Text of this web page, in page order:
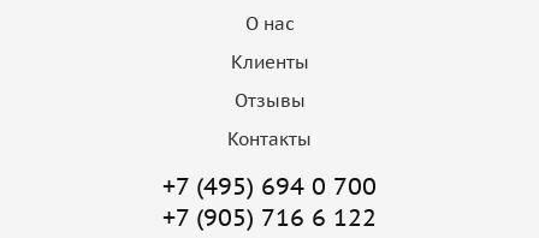
О нас
Клиенты
Отзывы
Контакты
+7 (495) 694 0 700
+7 (905) 716 6 122